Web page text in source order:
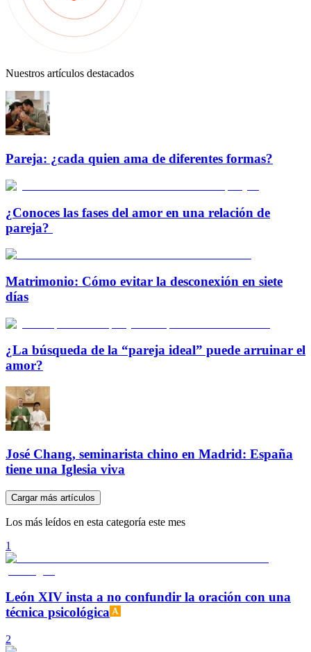
Nuestros artículos destacados
Pareja: ¿cada quien ama de diferentes formas?
¿Conoces las fases del amor en una relación de
pareja?
Matrimonio: Cómo evitar la desconexión en siete
días
¿La búsqueda de la “pareja ideal” puede arruinar el
amor?
José Chang, seminarista chino en Madrid: España
tiene una Iglesia viva
Cargar más artículos
Los más leídos en esta categoría este mes
1
León XIV insta a no confundir la oración con una
técnica psicológica
2